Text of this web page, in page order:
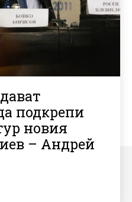
подкрепи
новия
– Андрей